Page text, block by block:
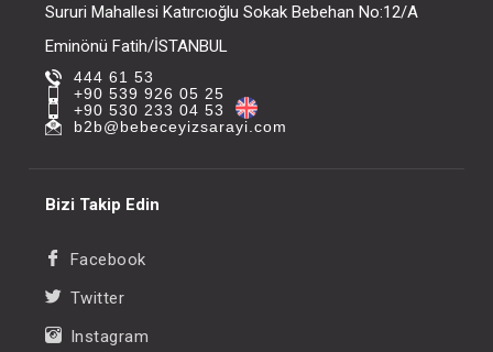
Sururi Mahallesi Katırcıoğlu Sokak Bebehan No:12/A
Eminönü Fatih/İSTANBUL
444 61 53
+90 539 926 05 25
+90 530 233 04 53
b2b@bebeceyizsarayi.com
Bizi Takip Edin
Facebook
Twitter
Instagram